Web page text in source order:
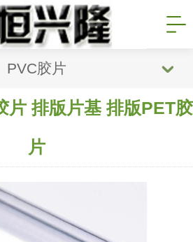
PVC胶片
片 排版片基 排版PET胶
片